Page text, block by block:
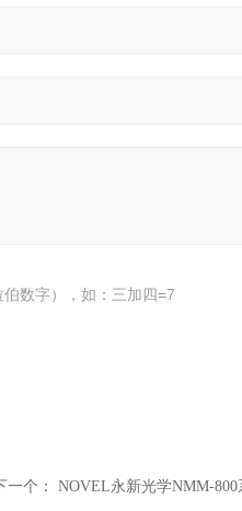
数字），如：三加四=7
一个： NOVEL永新光学NMM-